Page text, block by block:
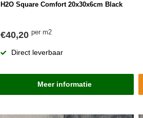
H2O Square Comfort 20x30x6cm Black
€40,20 per m2
Direct leverbaar
Meer informatie